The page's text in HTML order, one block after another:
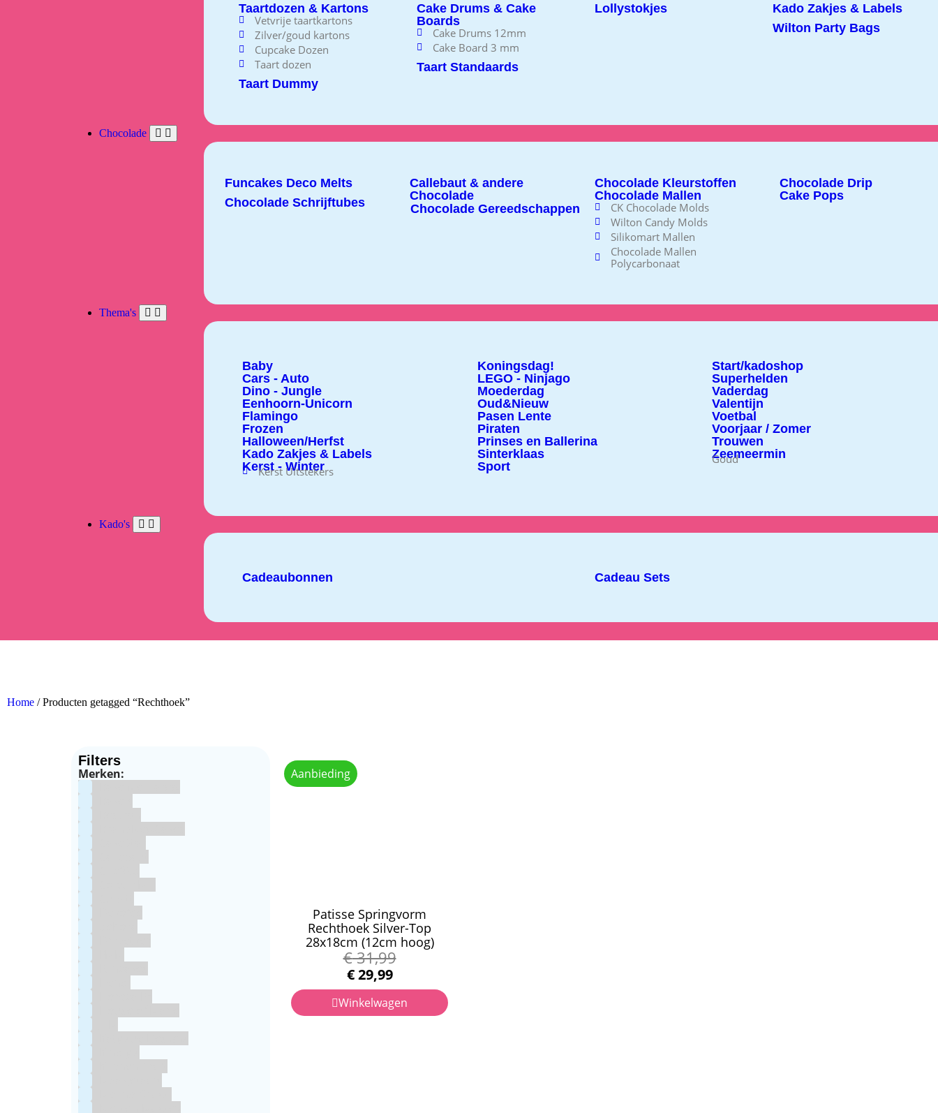
Taartdozen & Kartons
Vetvrije taartkartons
Zilver/goud kartons
Cupcake Dozen
Taart dozen
Taart Dummy
Cake Drums & Cake
Boards
Cake Drums 12mm
Cake Board 3 mm
Taart Standaards
Lollystokjes
Kado Zakjes & Labels
Wilton Party Bags
Chocolade
Funcakes Deco Melts
Chocolade Schrijftubes
Callebaut & andere
Chocolade
Chocolade Gereedschappen
Chocolade Kleurstoffen
Chocolade Mallen
CK Chocolade Molds
Wilton Candy Molds
Silikomart Mallen
Chocolade Mallen
Polycarbonaat
Chocolade Drip
Cake Pops
Thema's
Baby
Cars - Auto
Dino - Jungle
Eenhoorn-Unicorn
Flamingo
Frozen
Halloween/Herfst
Kado Zakjes & Labels
Kerst - Winter
Kerst Uitstekers
Koningsdag!
LEGO - Ninjago
Moederdag
Oud&Nieuw
Pasen Lente
Piraten
Prinses en Ballerina
Sinterklaas
Sport
Start/kadoshop
Superhelden
Vaderdag
Valentijn
Voetbal
Voorjaar / Zomer
Trouwen
Zeemeermin
Goud
Kado's
Cadeaubonnen Cadeau Sets
Home / Producten getagged “Rechthoek”
Filters
Merken:
Aanbieding
Patisse Springvorm
Rechthoek Silver-Top
28x18cm (12cm hoog)
€31,99
€29,99
Winkelwagen